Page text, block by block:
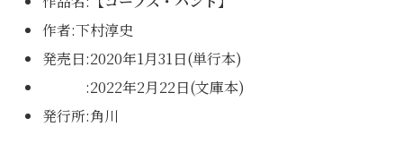
作者:下村淳史
発売日:2020年1月31日(単行本)
:2022年2月22日(文庫本)
発行所:角川